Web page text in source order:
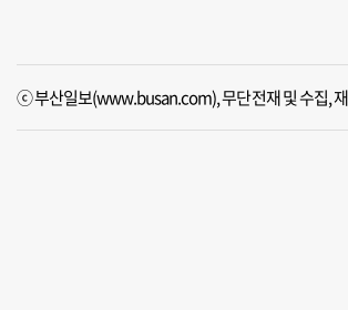
ⓒ 부산일보(www.busan.com), 무단전재 및 수집,